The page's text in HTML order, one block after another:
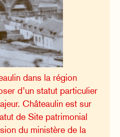
dans la région
d’un statut particulier
Châteaulin est sur
de Site patrimonial
du ministère de la